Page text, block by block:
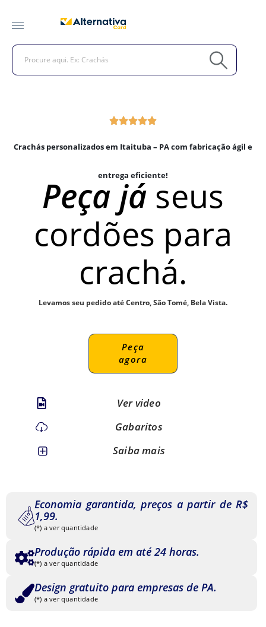
Crachás personalizados em Itaituba – PA com fabricação ágil e
entrega eficiente!
Peça já seus
cordões para
crachá.
Levamos seu pedido até Centro, São Tomé, Bela Vista.
Peça
agora
Ver video
Gabaritos
Saiba mais
Economia garantida, preços a partir de R$
1,99.
(*) a ver quantidade
Produção rápida em até 24 horas.
(*) a ver quantidade
Design gratuito para empresas de PA.
(*) a ver quantidade